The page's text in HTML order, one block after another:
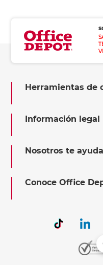
Herramientas de
Información legal
Nosotros te
Conoce Office